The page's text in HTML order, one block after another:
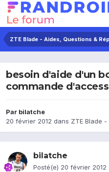
ZTE Blade - Aides, Questions &
besoin d'aide d'un
commande
Par bilatche
20 février 2012 dans ZTE Blade
bilatche
Posté(e) 20 février 2012